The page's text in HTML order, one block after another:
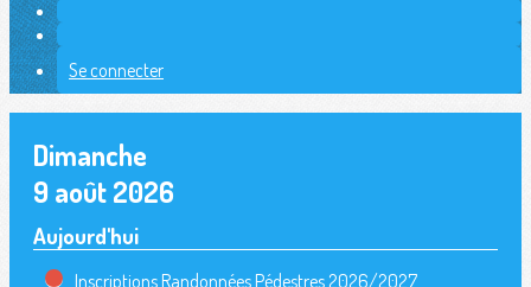
Se connecter
Dimanche
9 août 2026
Aujourd'hui
Inscriptions Randonnées Pédestres 2026/2027